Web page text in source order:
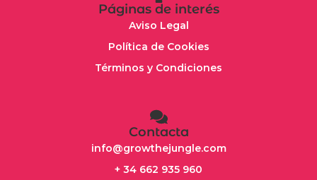
Contacta
info@growthejungle.com
+ 34 662 935 960
Páginas de interés
Aviso Legal
Política de Cookies
Términos y Condiciones